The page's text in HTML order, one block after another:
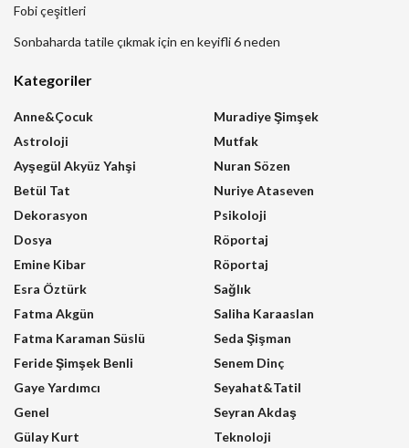
Fobi çeşitleri
Sonbaharda tatile çıkmak için en keyifli 6 neden
Kategoriler
Anne&Çocuk
Astroloji
Ayşegül Akyüz Yahşi
Betül Tat
Dekorasyon
Dosya
Emine Kibar
Esra Öztürk
Fatma Akgün
Fatma Karaman Süslü
Feride Şimşek Benli
Gaye Yardımcı
Genel
Gülay Kurt
Muradiye Şimşek
Mutfak
Nuran Sözen
Nuriye Ataseven
Psikoloji
Röportaj
Röportaj
Sağlık
Saliha Karaaslan
Seda Şişman
Senem Dinç
Seyahat&Tatil
Seyran Akdaş
Teknoloji